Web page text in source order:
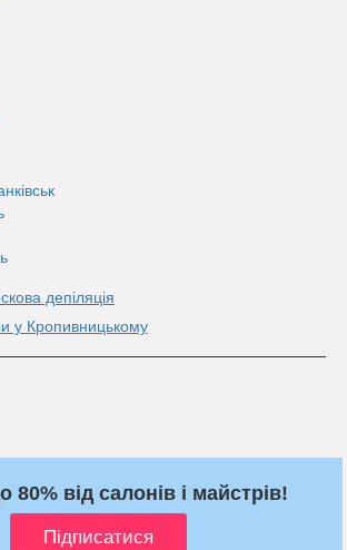
депіляція
у Кропивницькому
80% від салонів і майстрів!